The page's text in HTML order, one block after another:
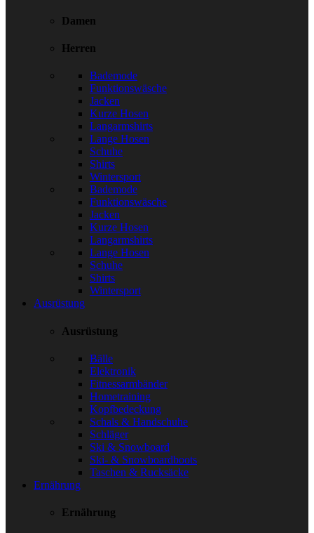
Damen
Herren
Bademode
Funktionswäsche
Jacken
Kurze Hosen
Langarmshirts
Lange Hosen
Schuhe
Shirts
Wintersport
Bademode
Funktionswäsche
Jacken
Kurze Hosen
Langarmshirts
Lange Hosen
Schuhe
Shirts
Wintersport
Ausrüstung
Ausrüstung
Bälle
Elektronik
Fitnessarmbänder
Hometraining
Kopfbedeckung
Schals & Handschuhe
Schläger
Ski & Snowboard
Ski- & Snowboardboots
Taschen & Rucksäcke
Ernährung
Ernährung